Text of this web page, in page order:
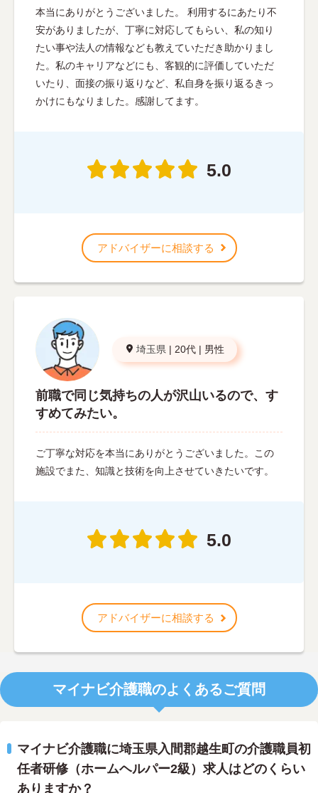
本当にありがとうございました。 利用するにあたり不
安がありましたが、丁寧に対応してもらい、私の知り
たい事や法人の情報なども教えていただき助かりまし
た。私のキャリアなどにも、客観的に評価していただ
いたり、面接の振り返りなど、私自身を振り返るきっ
かけにもなりました。感謝してます。
5.0
アドバイザーに相談する
埼玉県 | 20代 | 男性
前職で同じ気持ちの人が沢山いるので、す
すめてみたい。
ご丁寧な対応を本当にありがとうございました。この
施設でまた、知識と技術を向上させていきたいです。
5.0
アドバイザーに相談する
マイナビ介護職のよくあるご質問
マイナビ介護職に埼玉県入間郡越生町の介護職員初
任者研修（ホームヘルパー2級）求人はどのくらい
ありますか？